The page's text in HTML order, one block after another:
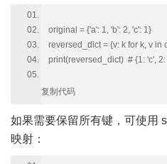
original = {'a': 1, 'b': 2, 'c': 1}
reversed_dict = {v: k for k, v in
print(reversed_dict) # {1: 'c',
复制代码
如果需要保留所有键，可使用
映射：